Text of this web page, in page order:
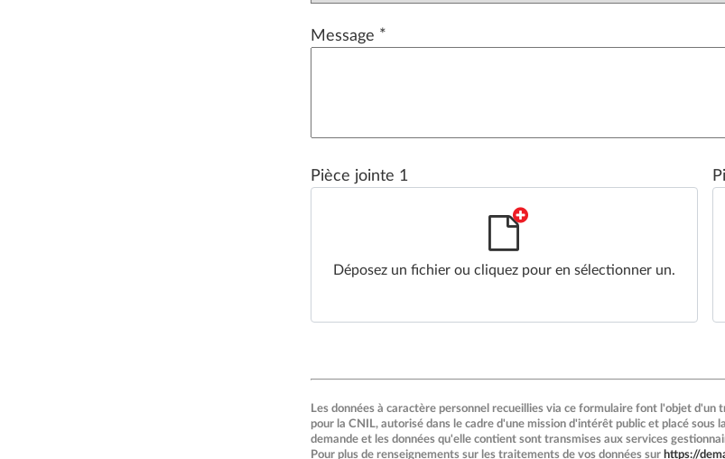
Message *
Pièce jointe 1
Déposez un fichier ou cliquez pour en sélectionner un.
Les données à caractère personnel recueillies via ce formulaire font l'objet
pour la CNIL, autorisé dans le cadre d'une mission d'intérêt public et placé
demande et les données qu'elle contient sont transmises aux services
Pour plus de renseignements sur les traitements de vos données sur https://